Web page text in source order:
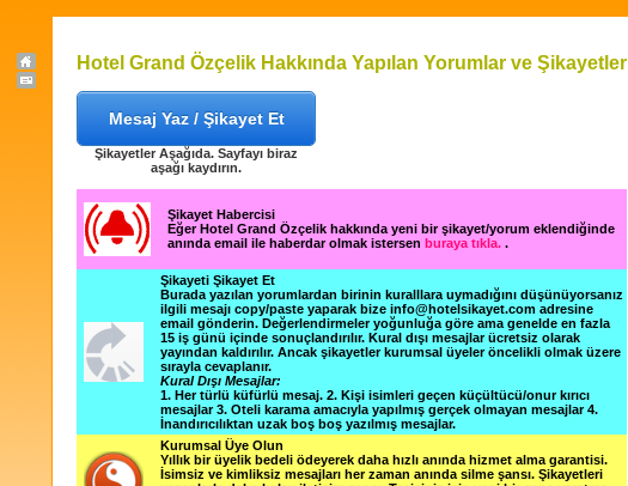
Hotel Grand Özçelik Hakkında Yapılan Yorumlar ve Şikayetler
Mesaj Yaz / Şikayet Et
Şikayetler Aşağıda. Sayfayı biraz
aşağı kaydırın.
Şikayet Habercisi
Eğer Hotel Grand Özçelik hakkında yeni bir şikayet/yorum eklendiğinde
anında email ile haberdar olmak istersen buraya tıkla. .
Şikayeti Şikayet Et
Burada yazılan yorumlardan birinin kuralllara uymadığını düşünüyorsanız
ilgili mesajı copy/paste yaparak bize info@hotelsikayet.com adresine
email gönderin. Değerlendirmeler yoğunluğa göre ama genelde en fazla
15 iş günü içinde sonuçlandırılır. Kural dışı mesajlar ücretsiz olarak
yayından kaldırılır. Ancak şikayetler kurumsal üyeler öncelikli olmak üzere
sırayla cevaplanır.
Kural Dışı Mesajlar:
1. Her türlü küfürlü mesaj. 2. Kişi isimleri geçen küçültücü/onur kırıcı
mesajlar 3. Oteli karama amacıyla yapılmış gerçek olmayan mesajlar 4.
İnandırıcılıktan uzak boş boş yazılmış mesajlar.
Kurumsal Üye Olun
Yıllık bir üyelik bedeli ödeyerek daha hızlı anında hizmet alma garantisi.
İsimsiz ve kimliksiz mesajları her zaman anında silme şansı. Şikayetleri